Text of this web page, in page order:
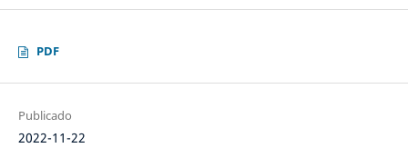
PDF
Publicado
2022-11-22